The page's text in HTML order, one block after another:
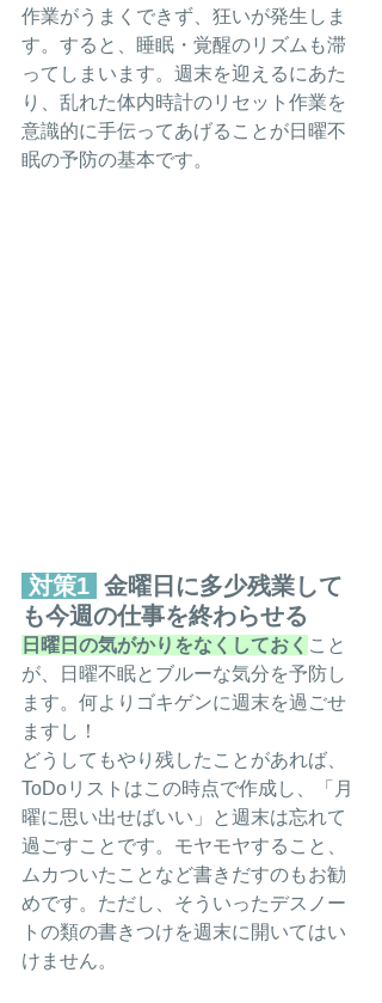
作業がうまくできず、狂いが発生しま
す。すると、睡眠・覚醒のリズムも滞
ってしまいます。週末を迎えるにあた
り、乱れた体内時計のリセット作業を
意識的に手伝ってあげることが日曜不
眠の予防の基本です。
対策1 金曜日に多少残業して
も今週の仕事を終わらせる
日曜日の気がかりをなくしておく こと
が、日曜不眠とブルーな気分を予防し
ます。何よりゴキゲンに週末を過ごせ
ますし！
どうしてもやり残したことがあれば、
ToDoリストはこの時点で作成し、「月
曜に思い出せばいい」と週末は忘れて
過ごすことです。モヤモヤすること、
ムカついたことなど書きだすのもお勧
めです。ただし、そういったデスノー
トの類の書きつけを週末に開いてはい
けません。